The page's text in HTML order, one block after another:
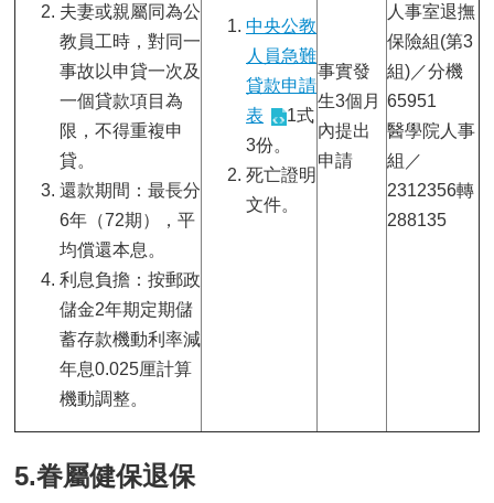
夫妻或親屬同為公
教員工時，對同一
事故以申貸一次及
一個貸款項目為
限，不得重複申
貸。
還款期間：最長分
6年（72期），平
均償還本息。
利息負擔：按郵政
儲金2年期定期儲
蓄存款機動利率減
年息0.025厘計算
機動調整。
中央公教
人員急難
貸款申請
表
1式
3份。
死亡證明
文件。
事實發
生3個月
內提出
申請
人事室退撫
保險組(第3
組)／分機
65951
醫學院人事
組／
2312356轉
288135
5.眷屬健保退保